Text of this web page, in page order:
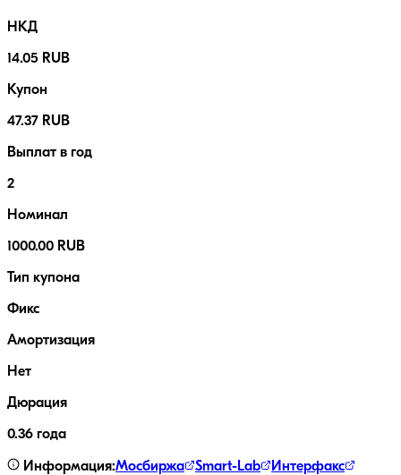
НКД
14.05 RUB
Купон
47.37 RUB
Выплат в год
2
Номинал
1000.00 RUB
Тип купона
Фикс
Амортизация
Нет
Дюрация
0.36 года
Информация:Мосбиржа Smart-Lab Интерфакс